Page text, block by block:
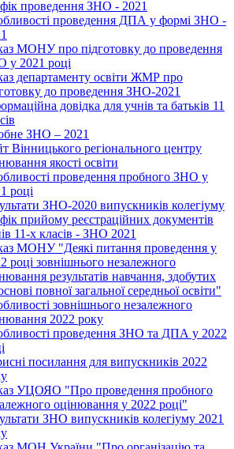
проведення ЗНО - 2021
проведення ДПА у формі ЗНО -
МОНУ про підготовку до проведення
у 2021 році
департаменту освіти ЖМР про
до проведення ЗНО-2021
довідка для учнів та батьків 11
ЗНО – 2021
Вінницького регіонального центру
якості освіти
проведення пробного ЗНО у
році
ЗНО-2020 випускників колегіуму
прийому реєстраційних документів
11-х класів - ЗНО 2021
МОНУ "Деякі питання проведення у
році зовнішнього незалежного
результатів навчання, здобутих
повної загальної середньої освіти"
зовнішнього незалежного
2022 року
проведення ЗНО та ДПА у 2022
посилання для випускників 2022
УЦОЯО "Про проведення пробного
оцінювання у 2022 році"
ЗНО випускників колегіуму 2021